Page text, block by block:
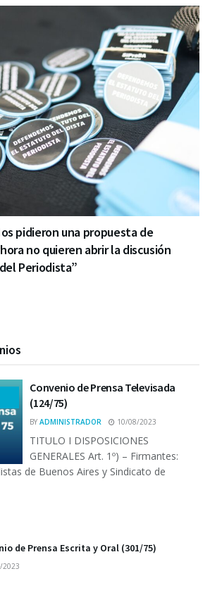
pidieron una propuesta de
no quieren abrir la discusión
Periodista”
Convenio de Prensa Televisada
(124/75)
BY ADMINISTRADOR 10/08/2023
TITULO I DISPOSICIONES
GENERALES Art. 1º) – Firmantes:
de Buenos Aires y Sindicato de
de Prensa Escrita y Oral (301/75)
2023